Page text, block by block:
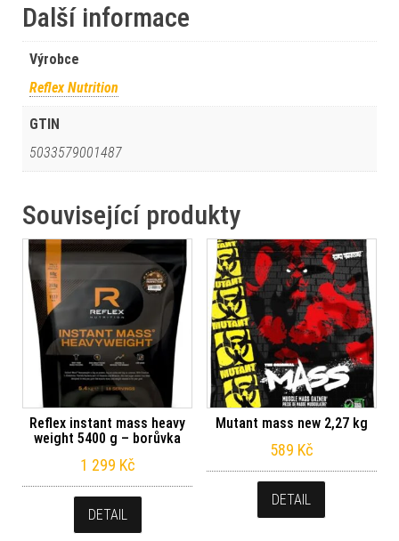
Další informace
Výrobce
Reflex Nutrition
GTIN
5033579001487
Související produkty
Reflex instant mass heavy
weight 5400 g – borůvka
1 299 Kč
DETAIL
Mutant mass new 2,27 kg
589 Kč
DETAIL